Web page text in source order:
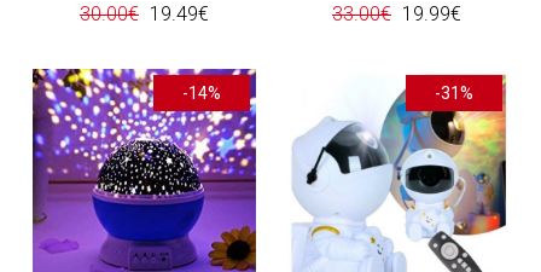
30.00€ 19.49€
33.00€ 19.99€
-14% -31%